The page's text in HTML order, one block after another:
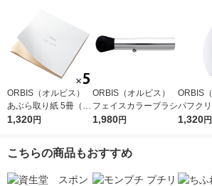
ORBIS（オルビス）
あぶら取り紙 5冊（30
枚×5冊）
1,320円
ORBIS（オルビス）
フェイスカラーブラシ
1,980円
ORBIS
パフク
×2個
1,320円
こちらの商品もおすすめ